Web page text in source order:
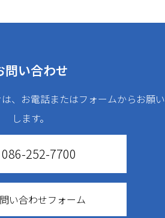
問い合わせ
、お電話またはフォームからお願い
します。
086-252-7700
い合わせフォーム